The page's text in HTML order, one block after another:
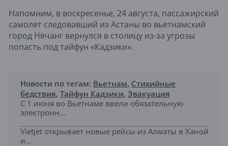
Напомним, в воскресенье, 24 августа, пассажирский
самолет следовавший из Астаны во вьетнамский
город Нячанг вернулся в столицу из-за угрозы
попасть под тайфун «Кадзики».
Новости по тегам: Вьетнам, Стихийные
бедствия, Тайфун Кадзики, Эвакуация
С 1 июня во Вьетнаме ввели обязательную
электронн...
Vietjet открывает новые рейсы из Алматы в Ханой
и...